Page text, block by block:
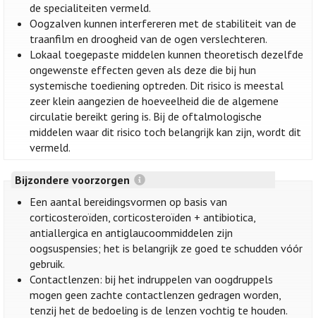
de specialiteiten vermeld.
Oogzalven kunnen interfereren met de stabiliteit van de
traanfilm en droogheid van de ogen verslechteren.
Lokaal toegepaste middelen kunnen theoretisch dezelfde
ongewenste effecten geven als deze die bij hun
systemische toediening optreden. Dit risico is meestal
zeer klein aangezien de hoeveelheid die de algemene
circulatie bereikt gering is. Bij de oftalmologische
middelen waar dit risico toch belangrijk kan zijn, wordt dit
vermeld.
Bijzondere voorzorgen
Een aantal bereidingsvormen op basis van
corticosteroïden, corticosteroïden + antibiotica,
antiallergica en antiglaucoommiddelen zijn
oogsuspensies; het is belangrijk ze goed te schudden vóór
gebruik.
Contactlenzen: bij het indruppelen van oogdruppels
mogen geen zachte contactlenzen gedragen worden,
tenzij het de bedoeling is de lenzen vochtig te houden.